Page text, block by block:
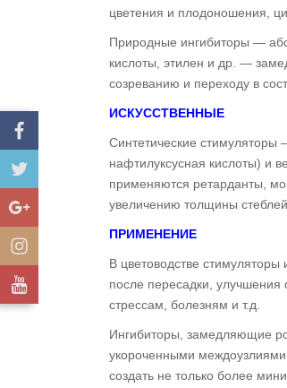
цветения и плодоношения,
Природные ингибиторы —
кислоты, этилен и др. —
созреванию и переходу в
ИСКУССТВЕННЫЕ
Синтетические стимуляторы
нафтилуксусная кислоты) и
применяются ретарданты,
увеличению толщины стеблей.
ПРИМЕНЕНИЕ
В цветоводстве стимуляторы
после пересадки, улучшения
стрессам, болезням и т.д.
Ингибиторы, замедляющие
укороченными
создать не только более